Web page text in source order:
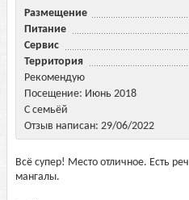
Размещение
Питание
Сервис
Территория
Рекомендую
Посещение: Июнь 2018
С семьёй
Отзыв написан: 29/06/2022
Всё супер! Место отличное. Есть
мангалы.